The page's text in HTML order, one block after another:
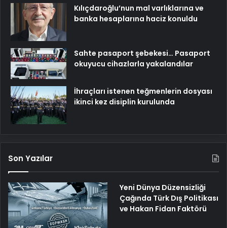
Kılıçdaroğlu’nun mal varlıklarına ve
banka hesaplarına haciz konuldu
Sahte pasaport şebekesi… Pasaport
okuyucu cihazlarla yakalandılar
İhraçları istenen teğmenlerin dosyası
ikinci kez disiplin kurulunda
Son Yazılar
Yeni Dünya Düzensizliği
Çağında Türk Dış Politikası
ve Hakan Fidan Faktörü